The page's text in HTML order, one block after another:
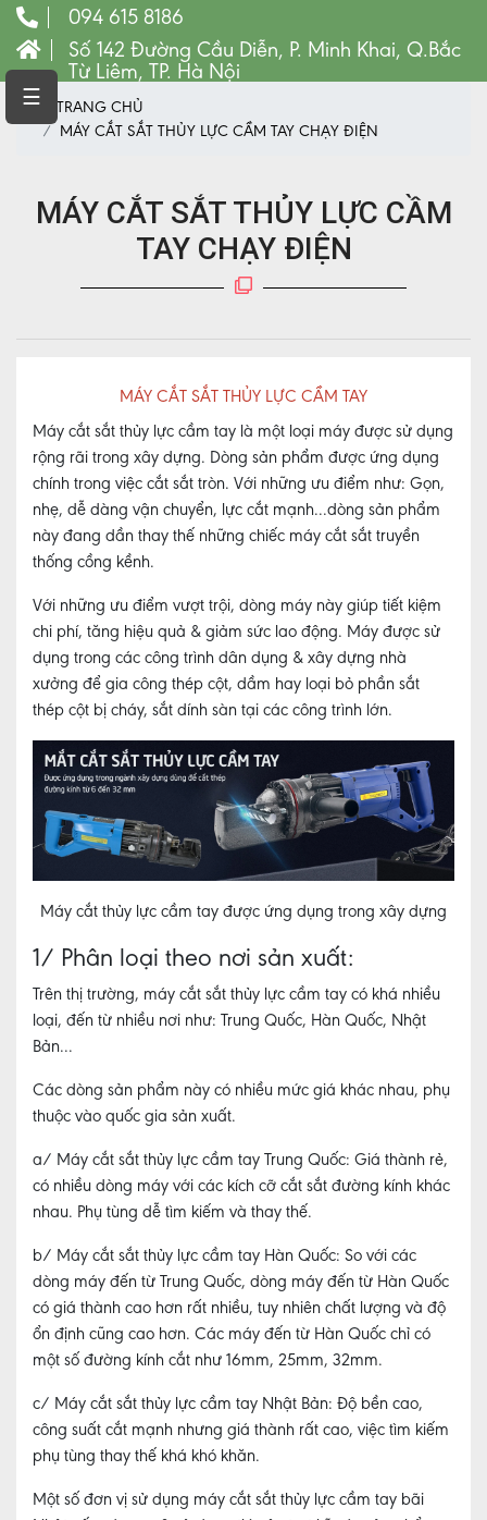
094 615 8186
Số 142 Đường Cầu Diễn, P. Minh Khai, Q.Bắc
Từ Liêm, TP. Hà Nội
☰TRANG
CHỦ
VẬT
TƯ
MÁY
PHAY
CNC
MÁY
CÔNG
CKV
MÁY
CÔNG
CỤ
MRCM
MÁY
CÔNG
CỤ
GD
QD
NÂNG
TIN
TỨC
MÁY
VÁT
CNC
MÀI
DAO
PHAY
CNC
LIÊN
HỆ
TRANG CHỦ
MÁY CẮT SẮT THỦY LỰC CẦM TAY CHẠY ĐIỆN
MÁY CẮT SẮT THỦY LỰC CẦM
TAY CHẠY ĐIỆN
MÁY CẮT SẮT THỦY LỰC CẦM TAY
Máy cắt sắt thủy lực cầm tay là một loại máy được sử dụng
rộng rãi trong xây dựng. Dòng sản phẩm được ứng dụng
chính trong việc cắt sắt tròn. Với những ưu điểm như: Gọn,
nhẹ, dễ dàng vận chuyển, lực cắt mạnh...dòng sản phẩm
này đang dần thay thế những chiếc máy cắt sắt truyền
thống cồng kềnh.
Với những ưu điểm vượt trội, dòng máy này giúp tiết kiệm
chi phí, tăng hiệu quả & giảm sức lao động. Máy được sử
dụng trong các công trình dân dụng & xây dựng nhà
xưởng để gia công thép cột, dầm hay loại bỏ phần sắt
thép cột bị cháy, sắt dính sàn tại các công trình lớn.
Máy cắt thủy lực cầm tay được ứng dụng trong xây dựng
1/ Phân loại theo nơi sản xuất:
Trên thị trường, máy cắt sắt thủy lực cầm tay có khá nhiều
loại, đến từ nhiều nơi như: Trung Quốc, Hàn Quốc, Nhật
Bản...
Các dòng sản phẩm này có nhiều mức giá khác nhau, phụ
thuộc vào quốc gia sản xuất.
a/ Máy cắt sắt thủy lực cầm tay Trung Quốc: Giá thành rẻ,
có nhiều dòng máy với các kích cỡ cắt sắt đường kính khác
nhau. Phụ tùng dễ tìm kiếm và thay thế.
b/ Máy cắt sắt thủy lực cầm tay Hàn Quốc: So với các
dòng máy đến từ Trung Quốc, dòng máy đến từ Hàn Quốc
có giá thành cao hơn rất nhiều, tuy nhiên chất lượng và độ
ổn định cũng cao hơn. Các máy đến từ Hàn Quốc chỉ có
một số đường kính cắt như 16mm, 25mm, 32mm.
c/ Máy cắt sắt thủy lực cầm tay Nhật Bản: Độ bền cao,
công suất cắt mạnh nhưng giá thành rất cao, việc tìm kiếm
phụ tùng thay thế khá khó khăn.
Một số đơn vị sử dụng máy cắt sắt thủy lực cầm tay bãi